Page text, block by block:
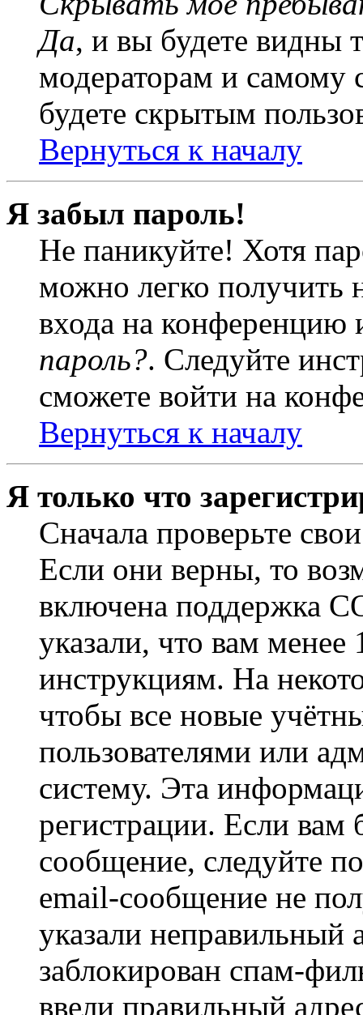
Да, и вы будете видны
модераторам и самому
будете скрытым
Вернуться к началу
Я забыл пароль!
Не паникуйте! Хотя
можно легко получить
входа на
пароль?. Следуйте
сможете войти на
Вернуться к началу
Я только что
Сначала проверьте
Если они верны, то
включена поддержка
указали, что вам
инструкциям. На
чтобы все новые
пользователями или
систему. Эта
регистрации. Если
сообщение, следуйте
email-сообщение не
указали неправильный
заблокирован спам-
ввели правильный